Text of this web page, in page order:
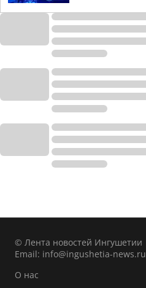
© Лента новостей Ингушетии
Email: info@ingushetia-news.ru
О нас